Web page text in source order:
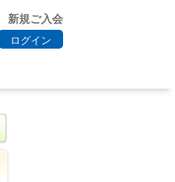
新規ご入会
ログイン